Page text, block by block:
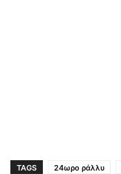
TAGS 24ωρο ράλλυ